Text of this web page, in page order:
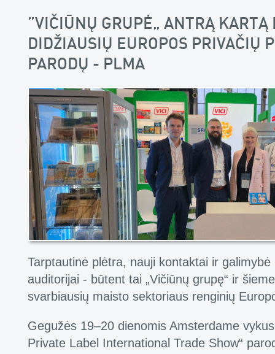
„VIČIŪNŲ GRUPĖ“ ANTRĄ KARTĄ
DIDŽIAUSIŲ EUROPOS PRIVAČIŲ
PARODŲ - PLMA
Tarptautinė plėtra, nauji kontaktai ir
auditorijai - būtent tai „Vičiūnų grupę“ ir
svarbiausių maisto sektoriaus renginių
Gegužės 19–20 dienomis Amsterdame
Private Label International Trade Show“